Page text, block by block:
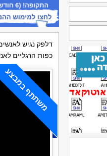
דלפק נגיש
כפות הרגליים
משתתף במבצע